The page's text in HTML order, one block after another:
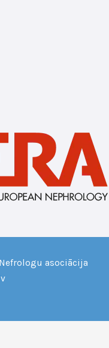
asociācija